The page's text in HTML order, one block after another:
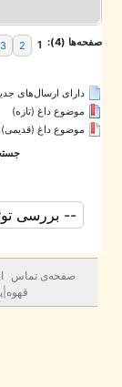
(4):
1
2
دارای ارسال‌های جدید‌
موضوع داغ (تازه‌)
موضوع داغ (قدیمی)
جستجو در
صفحه‌ی تماس
انجمن